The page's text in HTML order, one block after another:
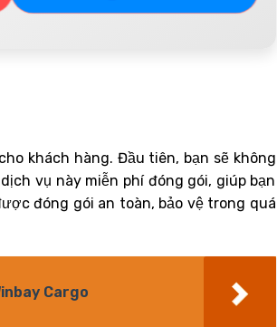
khách hàng. Đầu tiên, bạn sẽ không
vụ này miễn phí đóng gói, giúp bạn
đóng gói an toàn, bảo vệ trong quá
Cargo